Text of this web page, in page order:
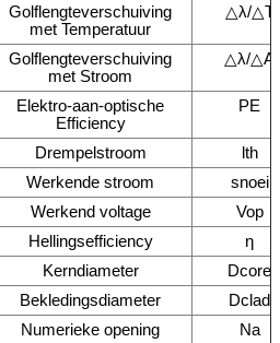
Golflengteverschuiving
met Temperatuur
△λ/△T
Golflengteverschuiving
met Stroom
△λ/△A
Elektro-aan-optische
Efficiency
PE
Drempelstroom
lth
Werkende stroom
snoei
Werkend voltage
Vop
Hellingsefficiency
η
Kerndiameter
Dcore
Bekledingsdiameter
Dclad
Numerieke opening
Na